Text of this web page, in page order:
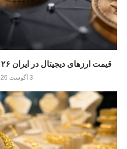
قیمت ارزهای دیجیتال در ایران ۲۰۲۶؛ نوسان بازار ادامه دارد
3 آگوست 2026